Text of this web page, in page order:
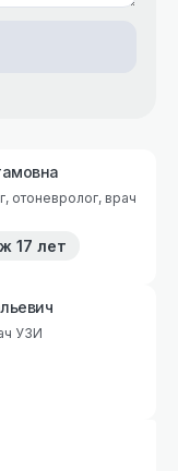
17 лет
УЗИ